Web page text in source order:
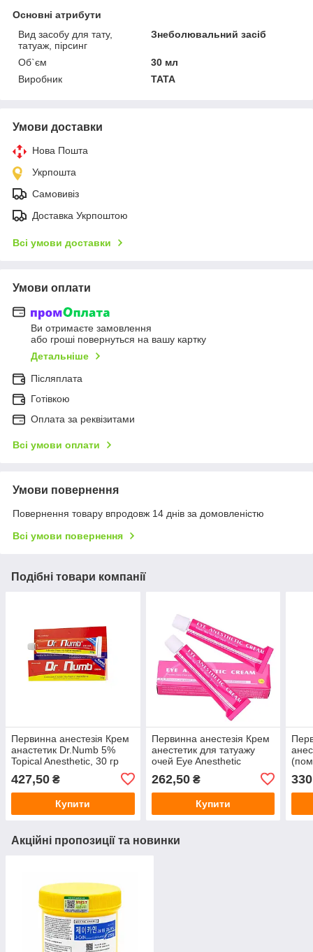
Основні атрибути
Вид засобу для тату,
татуаж, пірсинг
Знеболювальний засіб
Об`єм
30 мл
Виробник
TATA
Умови доставки
Нова Пошта
Укрпошта
Самовивіз
Доставка Укрпоштою
Всі умови доставки
Умови оплати
Ви отримаєте замовлення
або гроші повернуться на вашу картку
Детальніше
Післяплата
Готівкою
Оплата за реквізитами
Всі умови оплати
Умови повернення
Повернення товару впродовж 14 днів за домовленістю
Всі умови повернення
Подібні товари компанії
Первинна анестезія Крем
анастетик Dr.Numb 5%
Topical Anesthetic, 30 гр
427,50 ₴
Купити
Первинна анестезія Крем
анестетик для татуажу
очей Eye Anesthetic
262,50₴
Купити
330
Акційні пропозиції та новинки